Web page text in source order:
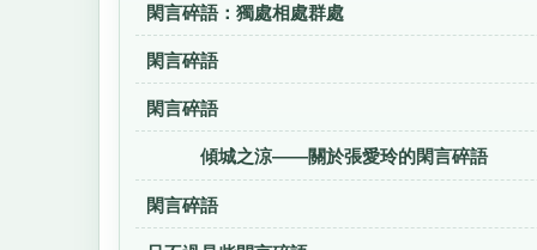
閑言碎語：獨處相處群處
閑言碎語
閑言碎語
傾城之涼——關於張愛玲的閑言
閑言碎語